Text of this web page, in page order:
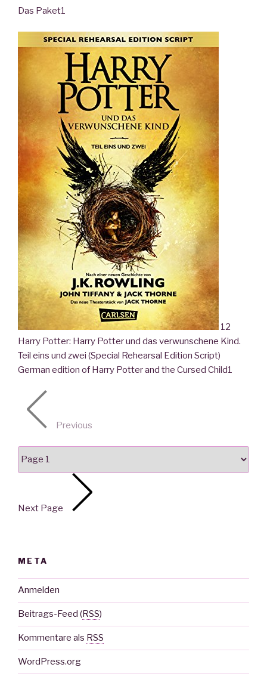
Das Paket1
12
Harry Potter: Harry Potter und das verwunschene Kind.
Teil eins und zwei (Special Rehearsal Edition Script)
German edition of Harry Potter and the Cursed Child1
Previous
Next Page
META
Anmelden
Beitrags-Feed (RSS)
Kommentare als RSS
WordPress.org